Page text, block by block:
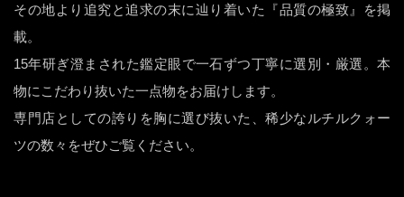
その地より追究と追求の末に辿り着いた『品質の極致』を掲
載。
15年研ぎ澄まされた鑑定眼で一石ずつ丁寧に選別・厳選。本
物にこだわり抜いた一点物をお届けします。
専門店としての誇りを胸に選び抜いた、稀少なルチルクォー
ツの数々をぜひご覧ください。